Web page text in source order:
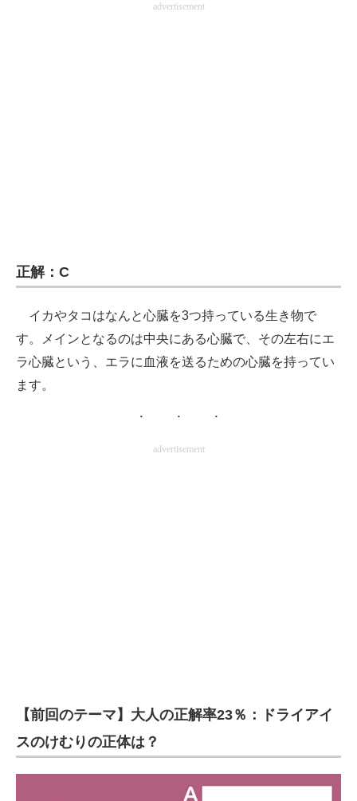
マーケ×ITの今がよく分かる
エネルギーの専門メディア
建設×テクノロジーの最前線
advertisement
正解：C
イカやタコはなんと心臓を3つ持っている生き物で
す。メインとなるのは中央にある心臓で、その左右にエ
ラ心臓という、エラに血液を送るための心臓を持ってい
ます。
advertisement
【前回のテーマ】大人の正解率23％：ドライアイ
スのけむりの正体は？